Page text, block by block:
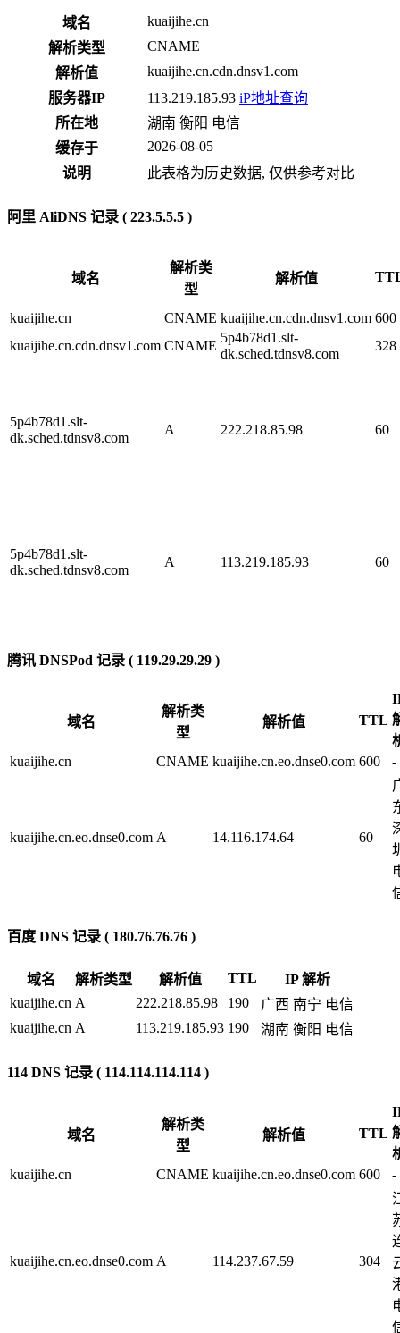
域名
kuaijihe.cn
解析类型
CNAME
解析值
kuaijihe.cn.cdn.dnsv1.com
服务器IP
113.219.185.93 iP地址查询
所在地
湖南 衡阳 电信
缓存于
2026-08-05
说明
此表格为历史数据, 仅供参考对比
阿里 AliDNS 记录 ( 223.5.5.5 )
域名
解析类
型
解析值
kuaijihe.cn CNAME kuaijihe.cn.cdn.dnsv1.com 600
kuaijihe.cn.cdn.dnsv1.com CNAME
5p4b78d1.slt-
dk.sched.tdnsv8.com
328
5p4b78d1.slt-
dk.sched.tdnsv8.com
A 222.218.85.98 60
5p4b78d1.slt-
dk.sched.tdnsv8.com
A 113.219.185.93 60
腾讯 DNSPod 记录 ( 119.29.29.29 )
域名
解析类
型
解析值 TTL
kuaijihe.cn
CNAME kuaijihe.cn.eo.dnse0.com 600 -
kuaijihe.cn.eo.dnse0.com A 14.116.174.64 60
百度 DNS 记录 ( 180.76.76.76 )
域名 解析类型 解析值 TTL
IP 解析
kuaijihe.cn A 222.218.85.98 190
广西 南宁 电信
kuaijihe.cn A 113.219.185.93 190 湖南 衡阳 电信
114 DNS 记录 ( 114.114.114.114 )
域名
解析类
型
解析值 TTL
kuaijihe.cn
CNAME kuaijihe.cn.eo.dnse0.com 600 -
kuaijihe.cn.eo.dnse0.com A 114.237.67.59 304